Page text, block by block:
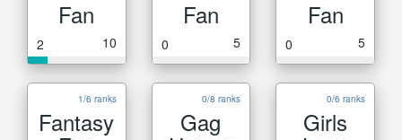
Fan
2 10
Fan
0 5
Fan
0 5
1/6 ranks
Fantasy
0/8 ranks
Gag
0/6 ranks
Girls